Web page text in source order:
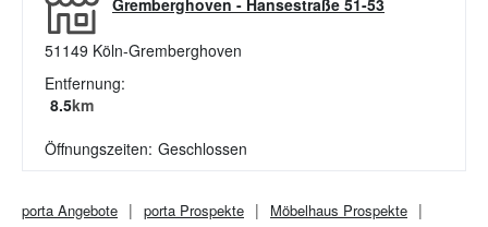
Gremberghoven - Hansestraße 51-53
51149 Köln-Gremberghoven
Entfernung:
8.5km
Öffnungszeiten: Geschlossen
porta Angebote porta Prospekte Möbelhaus Prospekte